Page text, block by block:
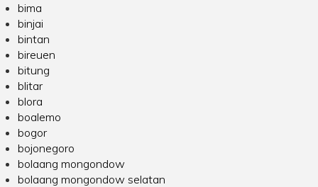
bima
binjai
bintan
bireuen
bitung
blitar
blora
boalemo
bogor
bojonegoro
bolaang mongondow
bolaang mongondow selatan